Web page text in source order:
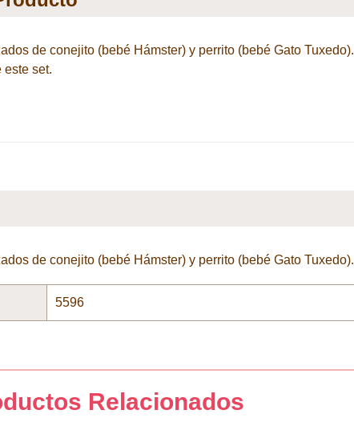
de conejito (bebé Hámster) y perrito (bebé Gato Tuxedo).
este set.
de conejito (bebé Hámster) y perrito (bebé Gato Tuxedo).
5596
Relacionados